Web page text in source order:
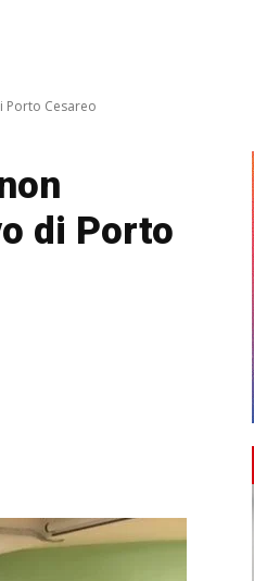
Porto Cesareo
di Porto